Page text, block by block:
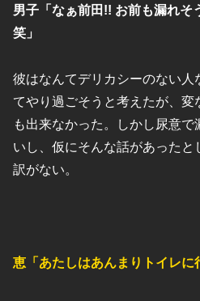
男子「なぁ前田!! お前も漏れそ
笑」
彼はなんてデリカシーのない人
てやり過ごそうと考えたが、
も出来なかった。しかし尿意
いし、仮にそんな話があったと
訳がない。
恵「あたしはあんまりトイレに